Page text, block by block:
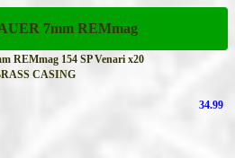
7mm REMmag
REMmag 154 SP Venari x20
CASING
34.99